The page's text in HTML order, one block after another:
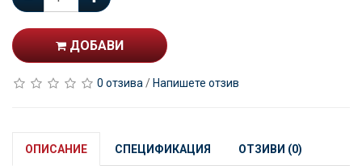
ДОБАВИ
0 отзива / Напишете отзив
ОПИСАНИЕ СПЕЦИФИКАЦИЯ ОТЗИВИ (0)